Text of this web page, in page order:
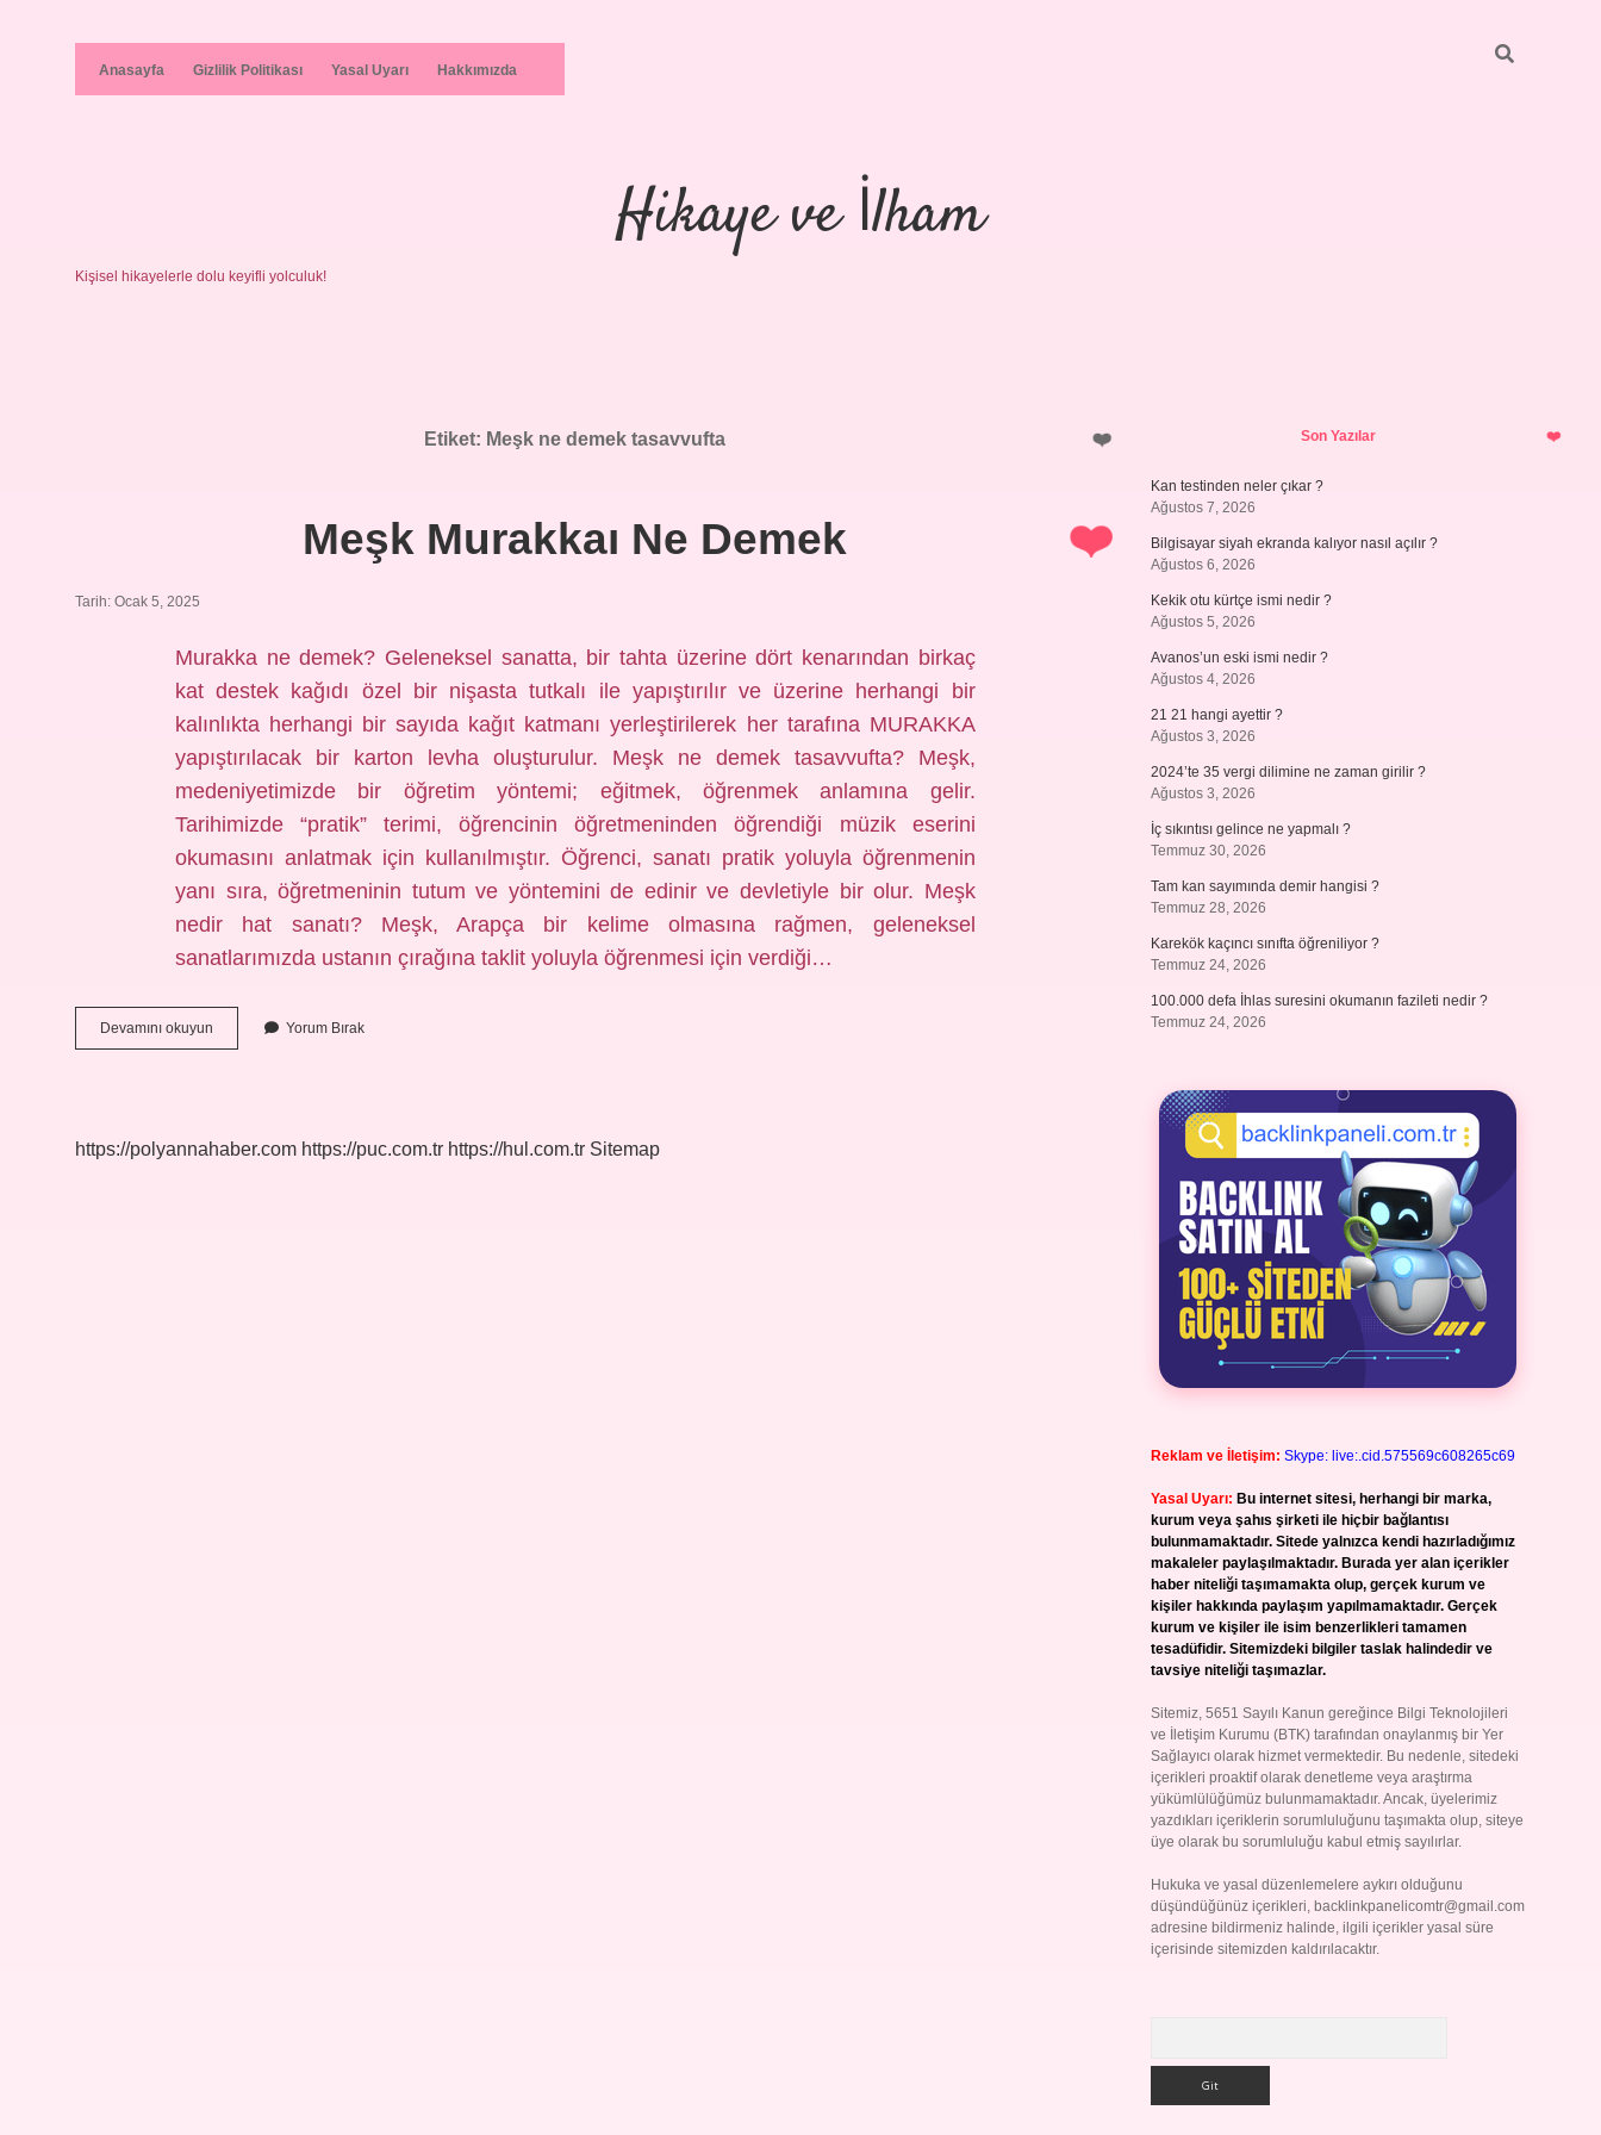
Anasayfa Gizlilik Politikası Yasal Uyarı Hakkımızda
Hikaye ve İlham
Kişisel hikayelerle dolu keyifli yolculuk!
Etiket: Meşk ne demek tasavvufta
Meşk Murakkaı Ne Demek
Tarih: Ocak 5, 2025
Murakka ne demek? Geleneksel sanatta, bir tahta üzerine dört kenarından birkaç
kat destek kağıdı özel bir nişasta tutkalı ile yapıştırılır ve üzerine herhangi bir
kalınlıkta herhangi bir sayıda kağıt katmanı yerleştirilerek her tarafına MURAKKA
yapıştırılacak bir karton levha oluşturulur. Meşk ne demek tasavvufta? Meşk,
medeniyetimizde bir öğretim yöntemi; eğitmek, öğrenmek anlamına gelir.
Tarihimizde “pratik” terimi, öğrencinin öğretmeninden öğrendiği müzik eserini
okumasını anlatmak için kullanılmıştır. Öğrenci, sanatı pratik yoluyla öğrenmenin
yanı sıra, öğretmeninin tutum ve yöntemini de edinir ve devletiyle bir olur. Meşk
nedir hat sanatı? Meşk, Arapça bir kelime olmasına rağmen, geleneksel
sanatlarımızda ustanın çırağına taklit yoluyla öğrenmesi için verdiği…
Devamını okuyun
Murakkaı
Yorum Bırak
https://polyannahaber.com https://puc.com.tr https://hul.com.tr Sitemap
SidebarSon Yazılar
Kan testinden neler çıkar ?
Ağustos 7, 2026
Bilgisayar siyah ekranda kalıyor nasıl açılır ?
Ağustos 6, 2026
Kekik otu kürtçe ismi nedir ?
Ağustos 5, 2026
Avanos’un eski ismi nedir ?
Ağustos 4, 2026
21 21 hangi ayettir ?
Ağustos 3, 2026
2024’te 35 vergi dilimine ne zaman girilir ?
Ağustos 3, 2026
İç sıkıntısı gelince ne yapmalı ?
Temmuz 30, 2026
Tam kan sayımında demir hangisi ?
Temmuz 28, 2026
Karekök kaçıncı sınıfta öğreniliyor ?
Temmuz 24, 2026
100.000 defa İhlas suresini okumanın fazileti nedir ?
Temmuz 24, 2026
Reklam ve İletişim: Skype: live:.cid.575569c608265c69
Yasal Uyarı: Bu internet sitesi, herhangi bir marka,
kurum veya şahıs şirketi ile hiçbir bağlantısı
bulunmamaktadır. Sitede yalnızca kendi hazırladığımız
makaleler paylaşılmaktadır. Burada yer alan içerikler
haber niteliği taşımamakta olup, gerçek kurum ve
kişiler hakkında paylaşım yapılmamaktadır. Gerçek
kurum ve kişiler ile isim benzerlikleri tamamen
tesadüfidir. Sitemizdeki bilgiler taslak halindedir ve
tavsiye niteliği taşımazlar.
Sitemiz, 5651 Sayılı Kanun gereğince Bilgi Teknolojileri
ve İletişim Kurumu (BTK) tarafından onaylanmış bir Yer
Sağlayıcı olarak hizmet vermektedir. Bu nedenle, sitedeki
içerikleri proaktif olarak denetleme veya araştırma
yükümlülüğümüz bulunmamaktadır. Ancak, üyelerimiz
yazdıkları içeriklerin sorumluluğunu taşımakta olup, siteye
üye olarak bu sorumluluğu kabul etmiş sayılırlar.
Hukuka ve yasal düzenlemelere aykırı olduğunu
düşündüğünüz içerikleri, backlinkpanelicomtr@gmail.com
adresine bildirmeniz halinde, ilgili içerikler yasal süre
içerisinde sitemizden kaldırılacaktır.